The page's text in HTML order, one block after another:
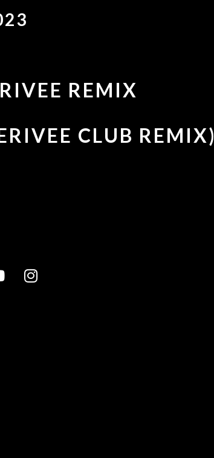
REMIX
CLUB REMIX)